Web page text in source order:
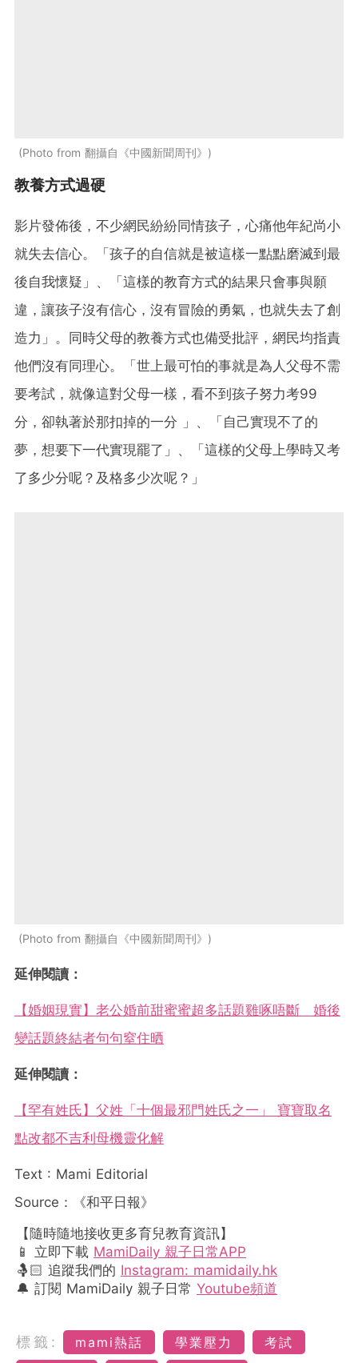
Photo from 翻攝自《中國新聞周刊》
教養方式過硬
影片發佈後，不少網民紛紛同情孩子，心痛他年紀尚小
就失去信心。「孩子的自信就是被這樣一點點磨滅到最
後自我懷疑​」、「這樣的教育方式的結果只會事與願
違，讓孩子沒有信心，沒有冒險的勇氣，也就失去了創
造力」。同時父母的教養方式也備受批評，網民均指責
他們沒有同理心。「世上最可怕的事就是為人父母不需
要考試，就像這對父母一樣，看不到孩子努力考99
分，卻執著於那扣掉的一分 ​」、「自己實現不了的
夢，想要下一代實現罷了」、「這樣的父母上學時又考
了多少分呢？及格多少次呢？」
Photo from 翻攝自《中國新聞周刊》
延伸閱讀：
【婚姻現實】老公婚前甜蜜蜜超多話題雞啄唔斷 婚後
變話題終結者句句窒住晒
延伸閱讀：
【罕有姓氏】父姓「十個最邪門姓氏之一」 寶寶取名
點改都不吉利母機靈化解
Text : Mami Editorial
Source：《和平日報》
【隨時隨地接收更多育兒教育資訊】
📱 立即下載 MamiDaily 親子日常APP
🤱🏻 追蹤我們的 Instagram: mamidaily.hk
🔔 訂閱 MamiDaily 親子日常 Youtube頻道
標籤: mami熱話 學業壓力
考試